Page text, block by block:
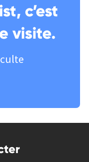
c’est
visite.